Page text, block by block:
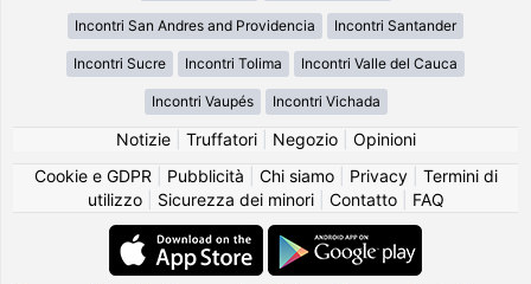
Incontri San Andres and Providencia Incontri Santander
Incontri Sucre Incontri Tolima Incontri Valle del Cauca
Incontri Vaupés Incontri Vichada
Notizie| Truffatori| Negozio| Opinioni
Cookie e GDPR
Pubblicità Chi siamo| Privacy| Termini di
utilizzo| Sicurezza dei minori| Contatto| FAQ